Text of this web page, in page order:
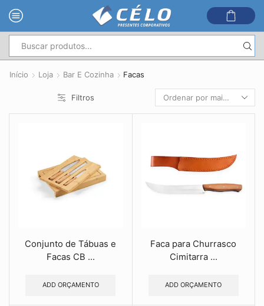
de
pesquisa
Início Loja Bar E Cozinha Facas
Filtros
Conjunto de Tábuas e
Facas CB ...
ADD ORÇAMENTO
Faca para Churrasco
Cimitarra ...
ADD ORÇAMENTO